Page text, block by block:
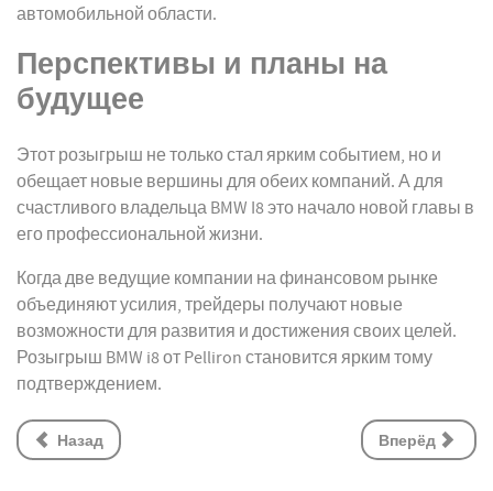
автомобильной области.
Перспективы и планы на
будущее
Этот розыгрыш не только стал ярким событием, но и
обещает новые вершины для обеих компаний. А для
счастливого владельца BMW I8 это начало новой главы в
его профессиональной жизни.
Когда две ведущие компании на финансовом рынке
объединяют усилия, трейдеры получают новые
возможности для развития и достижения своих целей.
Розыгрыш BMW i8 от Pelliron становится ярким тому
подтверждением.
Назад Вперёд